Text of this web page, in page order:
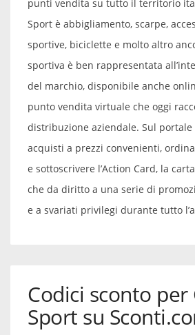
punti vendita su tutto il territorio
Sport è abbigliamento, scarpe,
sportive, biciclette e molto altro
sportiva è ben rappresentata
del marchio, disponibile anche
punto vendita virtuale che oggi
distribuzione aziendale. Sul
acquisti a prezzi convenienti,
e sottoscrivere l’Action Card, la
che da diritto a una serie di
e a svariati privilegi durante tutto
Codici sconto per
Sport su